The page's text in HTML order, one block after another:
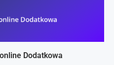
Dodatkowa